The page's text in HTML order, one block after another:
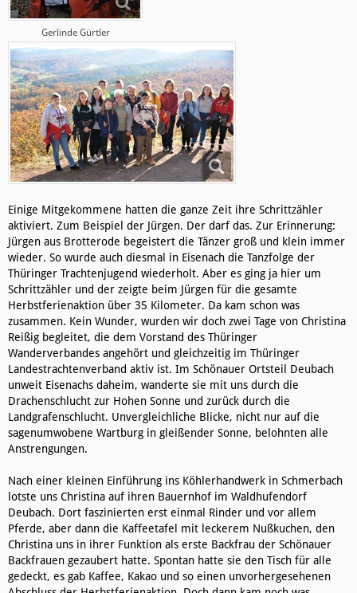
Gerlinde Gürtler
Einige Mitgekommene hatten die ganze Zeit ihre Schrittzähler
aktiviert. Zum Beispiel der Jürgen. Der darf das. Zur Erinnerung:
Jürgen aus Brotterode begeistert die Tänzer groß und klein immer
wieder. So wurde auch diesmal in Eisenach die Tanzfolge der
Thüringer Trachtenjugend wiederholt. Aber es ging ja hier um
Schrittzähler und der zeigte beim Jürgen für die gesamte
Herbstferienaktion über 35 Kilometer. Da kam schon was
zusammen. Kein Wunder, wurden wir doch zwei Tage von Christina
Reißig begleitet, die dem Vorstand des Thüringer
Wanderverbandes angehört und gleichzeitig im Thüringer
Landestrachtenverband aktiv ist. Im Schönauer Ortsteil Deubach
unweit Eisenachs daheim, wanderte sie mit uns durch die
Drachenschlucht zur Hohen Sonne und zurück durch die
Landgrafenschlucht. Unvergleichliche Blicke, nicht nur auf die
sagenumwobene Wartburg in gleißender Sonne, belohnten alle
Anstrengungen.
Nach einer kleinen Einführung ins Köhlerhandwerk in Schmerbach
lotste uns Christina auf ihren Bauernhof im Waldhufendorf
Deubach. Dort faszinierten erst einmal Rinder und vor allem
Pferde, aber dann die Kaffeetafel mit leckerem Nußkuchen, den
Christina uns in ihrer Funktion als erste Backfrau der Schönauer
Backfrauen gezaubert hatte. Spontan hatte sie den Tisch für alle
gedeckt, es gab Kaffee, Kakao und so einen unvorhergesehenen